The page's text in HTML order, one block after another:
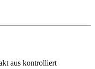
aus kontrolliert